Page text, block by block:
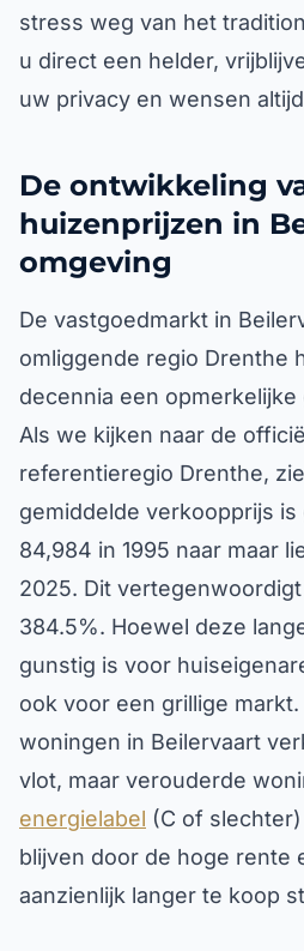
stress weg van het
u direct een helder,
uw privacy en wensen
De ontwikkeling
huizenprijzen in
omgeving
De vastgoedmarkt in
omliggende regio Drenthe
decennia een
Als we kijken naar de
referentieregio Drenthe,
gemiddelde verkoopprijs
84,984 in 1995 naar maar
2025. Dit
384.5%. Hoewel deze
gunstig is voor
ook voor een grillige
woningen in Beilervaart
vlot, maar verouderde
energielabel (C of
blijven door de hoge rente
aanzienlijk langer te koop